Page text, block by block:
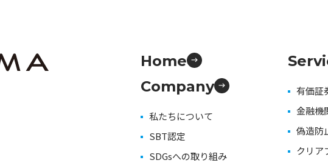
Home
Company
私たちについて
SBT認定
SDGsへの取り組み
有価証
金融機
偽造防
クリア